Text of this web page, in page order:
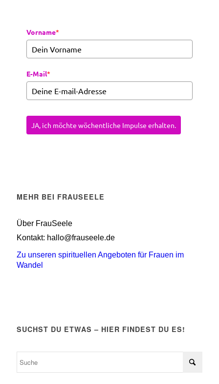
Vorname*
E-Mail*
JA, ich möchte wöchentliche Impulse erhalten.
MEHR BEI FRAUSEELE
Über FrauSeele
Kontakt: hallo@frauseele.de
Zu unseren spirituellen Angeboten für Frauen im
Wandel
SUCHST DU ETWAS – HIER FINDEST DU ES!